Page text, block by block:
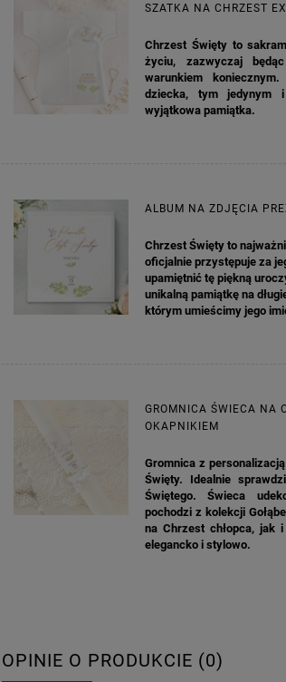
WINIETKI NA KIELISZKI OKRĄGŁE WHITE
DREAM 10SZT
SZATKA NA CHRZEST
Chrzest Święty to
życiu, zazwyczaj
warunkiem
dziecka, tym jedynym i
wyjątkowa pamiątka.
ALBUM NA ZDJĘCIA
Chrzest Święty to
oficjalnie przystępuje za
upamiętnić tę piękną
unikalną pamiątkę na
którym umieścimy jego
GROMNICA ŚWIECA NA
OKAPNIKIEM
Gromnica z
Święty. Idealnie
Świętego. Świeca
pochodzi z kolekcji
na Chrzest chłopca, jak
elegancko i stylowo.
OPINIE O PRODUKCIE (0)